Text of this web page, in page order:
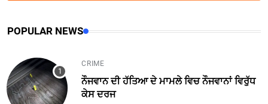
POPULAR NEWS
CRIME
ਨੌਜਵਾਨ ਦੀ ਹੱਤਿਆ ਦੇ ਮਾਮਲੇ ਵਿਚ ਨੌਜਵਾਨਾਂ ਵਿਰੁੱਧ
ਕੇਸ ਦਰਜ